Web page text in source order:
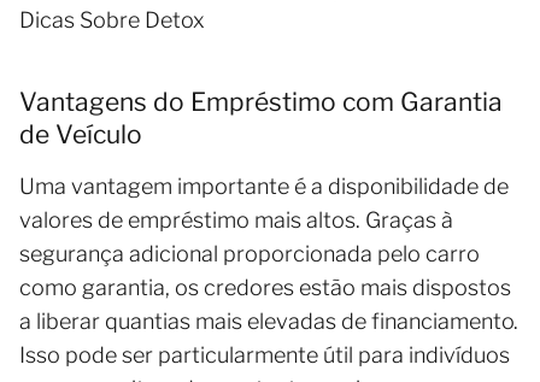
Dicas Sobre Detox
Vantagens do Empréstimo com Garantia
de Veículo
Uma vantagem importante é a disponibilidade de
valores de empréstimo mais altos. Graças à
segurança adicional proporcionada pelo carro
como garantia, os credores estão mais dispostos
a liberar quantias mais elevadas de financiamento.
Isso pode ser particularmente útil para indivíduos